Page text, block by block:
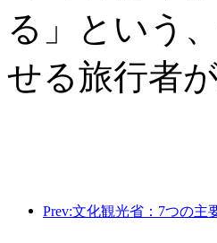
る」という
せる旅行者